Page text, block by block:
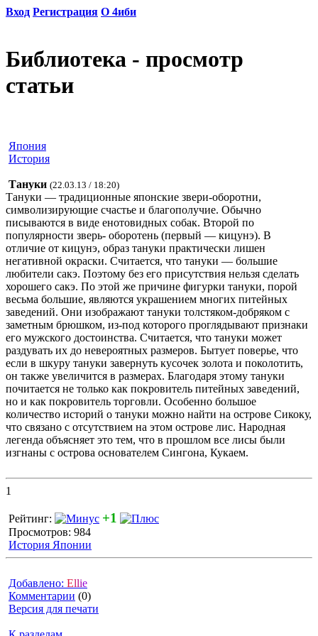
Вход Регистрация О 4иби
Библиотека - просмотр
статьи
Япония
История
Тануки (22.03.13 / 18:20)
Тануки — традиционные японские звери-оборотни,
символизирующие счастье и благополучие. Обычно
писываются в виде енотовидных собак. Второй по
популярности зверь- оборотень (первый — кицунэ). В
отличие от кицунэ, образ тануки практически лишен
негативной окраски. Считается, что тануки — большие
любители сакэ. Поэтому без его присутствия нельзя сделать
хорошего сакэ. По этой же причине фигурки тануки, порой
весьма большие, являются украшением многих питейных
заведений. Они изображают тануки толстяком-добряком с
заметным брюшком, из-под которого проглядывают признаки
его мужского достоинства. Считается, что тануки может
раздувать их до невероятных размеров. Бытует поверье, что
если в шкуру тануки завернуть кусочек золота и поколотить,
он также увеличится в размерах. Благодаря этому тануки
почитается не только как покровитель питейных заведений,
но и как покровитель торговли. Особенно большое
количество историй о тануки можно найти на острове Сикоку,
что связано с отсутствием на этом острове лис. Народная
легенда объясняет это тем, что в прошлом все лисы были
изгнаны с острова основателем Сингона, Кукаем.
1
Рейтинг: +1
Просмотров: 984
История Японии
Добавлено: Ellie
Комментарии (0)
Версия для печати